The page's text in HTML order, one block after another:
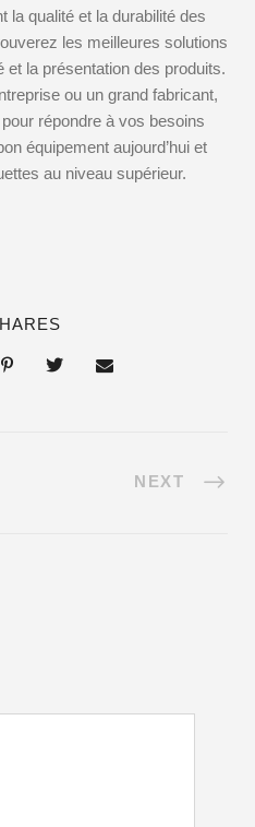
la qualité et la durabilité des
les meilleures solutions
et la présentation des produits.
ou un grand fabricant,
répondre à vos besoins
équipement aujourd’hui et
au niveau supérieur.
NEXT